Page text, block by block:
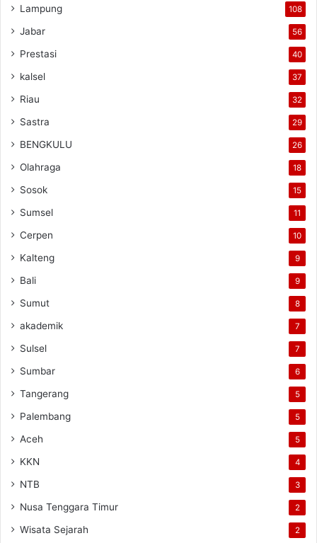
Lampung 108
Jabar 56
Prestasi 40
kalsel 37
Riau 32
Sastra 29
BENGKULU 26
Olahraga 18
Sosok 15
Sumsel 11
Cerpen 10
Kalteng 9
Bali 9
Sumut 8
akademik 7
Sulsel 7
Sumbar 6
Tangerang 5
Palembang 5
Aceh 5
KKN 4
NTB 3
Nusa Tenggara Timur 2
Wisata Sejarah 2